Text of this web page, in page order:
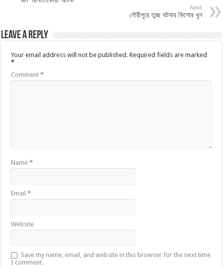
Next
গৌরীপুরে তুচ্ছ ঘটনায় কিশোর খুন
Leave a Reply
Your email address will not be published. Required fields are marked
*
Comment*
Name*
Email*
Website
Save my name, email, and website in this browser for the next time
I comment.